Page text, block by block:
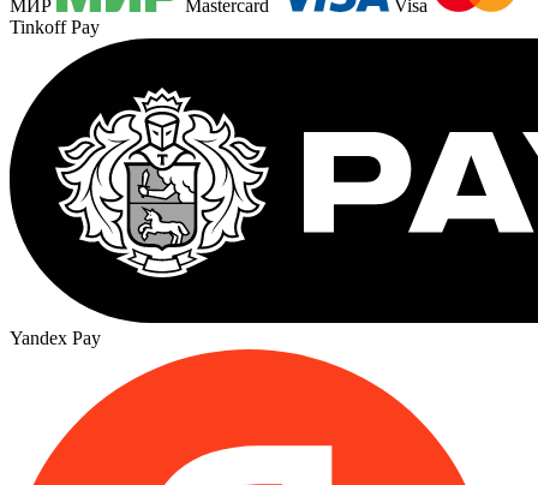
МИР Mastercard
Visa
Tinkoff Pay
Yandex Pay